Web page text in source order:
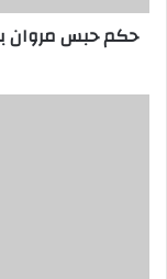
الكاملة
والمفصلة
حكم حبس مروان